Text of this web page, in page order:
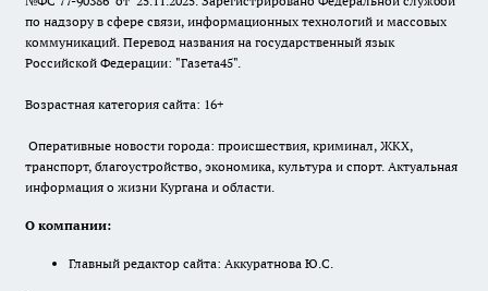
по надзору в сфере связи, информационных технологий и массовых
коммуникаций. Перевод названия на государственный язык
Российской Федерации: "Газета45".
Возрастная категория сайта: 16+
Оперативные новости города: происшествия, криминал, ЖКХ,
транспорт, благоустройство, экономика, культура и спорт. Актуальная
информация о жизни Кургана и области.
О компании:
Главный редактор сайта: Аккуратнова Ю.С.